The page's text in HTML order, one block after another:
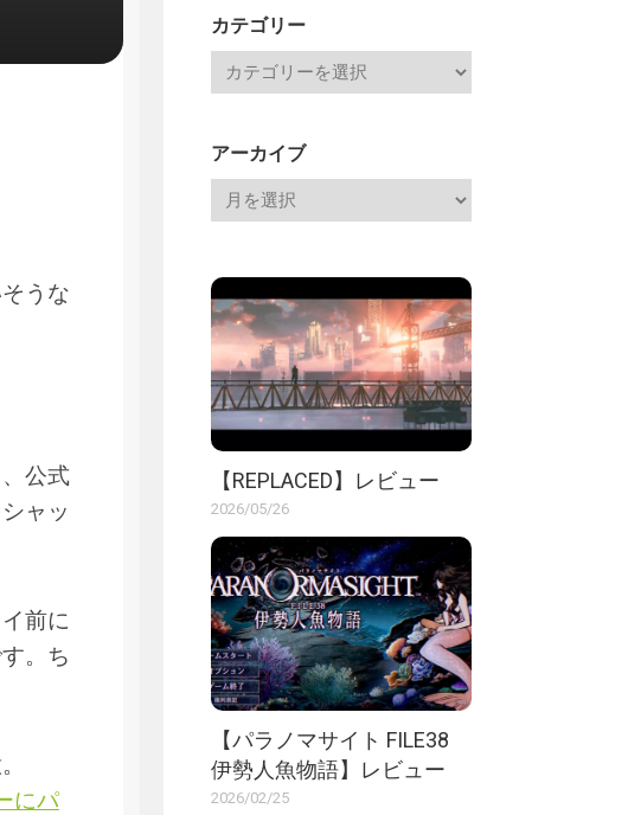
うな
公式
ャッ
前に
。ち
にパ
カテゴリー
アーカイブ
【REPLACED】レビュー
2026/05/26
【パラノマサイト FILE38
伊勢人魚物語】レビュー
2026/02/25